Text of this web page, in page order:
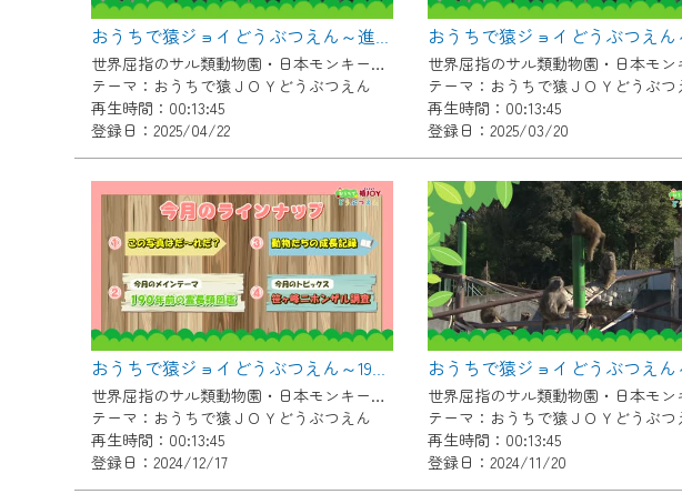
おうちで猿ジョイどうぶつえん～進化ってどういうこと？～（2025年3月16日初回放送）
世界屈指のサル類動物園・日本モンキーセンター協力の親子で学べる動物番組。
テーマ：おうちで猿ＪＯＹどうぶつえん
再生時間：00:13:45
登録日：2025/04/22
テーマ：おうちで猿ＪＯＹどうぶつ
再生時間：00:13:45
登録日：2025/03/20
おうちで猿ジョイどうぶつえん～190年前の霊長類図鑑～（2024年11月16日初回放送）
世界屈指のサル類動物園・日本モンキーセンター協力の親子で学べる動物番組。
テーマ：おうちで猿ＪＯＹどうぶつえん
再生時間：00:13:45
登録日：2024/12/17
テーマ：おうちで猿ＪＯＹどうぶつ
再生時間：00:13:45
登録日：2024/11/20
【変更点】
◆デザイン変更により、お住まいの地域の動画コン
◆当社アプリやＰＣブラウザから、いつでも・どこ
CCNetサービスエリア20市町の地域情報番組をご視
【ご注意】
2024年9月24日からはご加入者様へのサービス向上の
『CCNet Web TV』を利用いただくには、一部コンテ
CCNetサービスへの加入と『CCNetマイページ※』
何卒、ご理解ご了承の程よろしくお願いいたします
※マイページへのログインには、MyIDが必要となり
※MyIDとは、CCNet Web TVを含むCCNetの各種サ
IDはお客様が使っているメールアドレスで設定でき
（GmailやYahooなどのフリーメールアドレスでも作
※マイページへのログイン・MyIDの新規登録は
※CCNetアプリをご利用中の方は引き続きご視聴いた